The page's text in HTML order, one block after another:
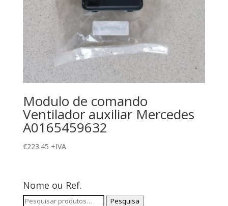
Modulo de comando
Ventilador auxiliar Mercedes
A0165459632
€223.45 +IVA
Nome ou Ref.
Pesquisar
Pesquisa